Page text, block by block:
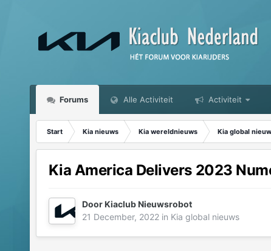
Forums Alle Activiteit Activiteit
Start Kia nieuws Kia wereldnieuws Kia global
Kia America Delivers 2023
DoorKiaclub Nieuwsrobot
21 December, 2022in Kia global nieuws